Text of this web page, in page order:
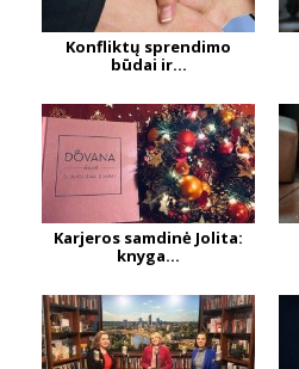
Konfliktų sprendimo
būdai ir...
Karjeros samdinė Jolita:
knyga...